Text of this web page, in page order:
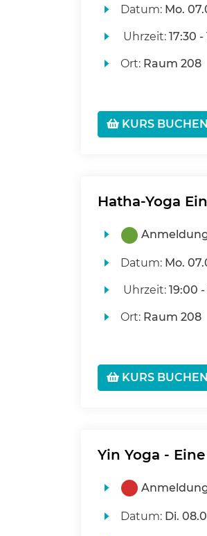
Datum: Mo.
Uhrzeit: 17:30
Ort: Raum 208
KURS BUCHEN
Hatha-Yoga
Datum: Mo.
Uhrzeit: 19:00
Ort: Raum 208
KURS BUCHEN
Yin Yoga -
Datum: Di.